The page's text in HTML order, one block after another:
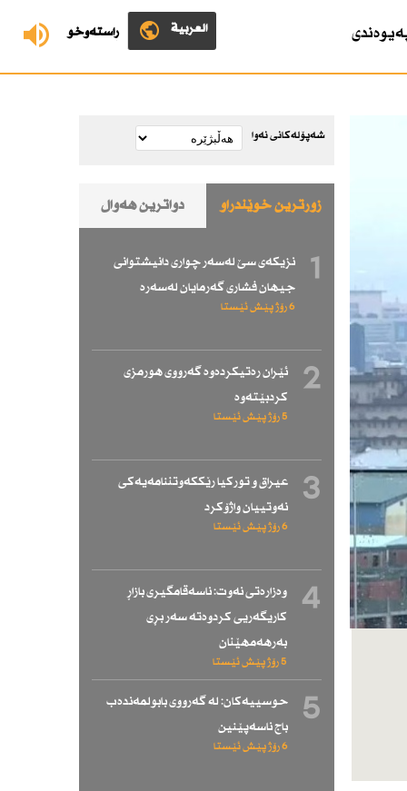
ڕاستەوخۆ العربية
شەپۆلەکانی نەوا
زۆرترین خوێندراو دواترین هەواڵ
1
نزیكەی سێ لەسەر چواری دانیشتوانی
جیهان فشاری گەرمایان لەسەرە
6 رۆژ پێش ئێستا
2
ئێران رەتیكردەوە گەرووی هورمزی
كردبێتەوە
5 رۆژ پێش ئێستا
3
عیراق و توركیا رێككەوتننامەیەكی
نەوتییان واژۆكرد
6 رۆژ پێش ئێستا
4
وەزارەتی نەوت: ناسەقامگیری بازاڕ
كاریگەریی كردوەتە سەر بڕی
بەرهەمهێنان
5 رۆژ پێش ئێستا
5
حوسییەكان: لە گەرووی بابولمەندەب
باج ناسەپێنین
6 رۆژ پێش ئێستا